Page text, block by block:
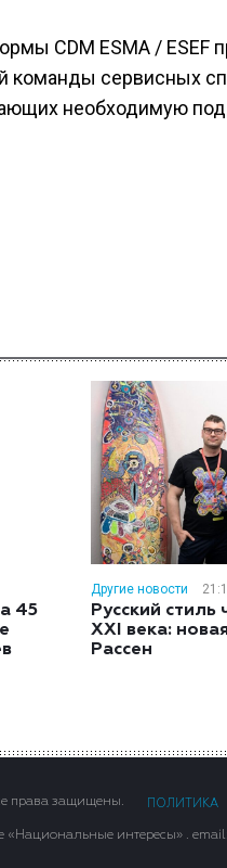
CDM ESMA / ESEF
команды сервисных
необходимую
45
Другие новости
Русский стиль
XXI века:
Рассен
права защищены. ПОЛИТИКА
«Национальные интересы» . email: